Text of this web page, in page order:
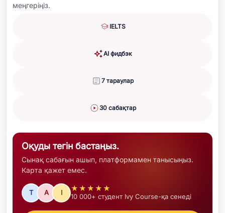
меңгеріңіз.
IELTS
AI фидбэк
7 тараулар
30 сабақтар
Оқуды тегін бастаңыз.
Сынақ сабағын ашып, платформамен танысыңыз.
Карта қажет емес.
T A I ★★★★★
10 000+ студент Ivy Course-қа сенеді